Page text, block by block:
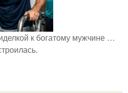
к богатому мужчине …